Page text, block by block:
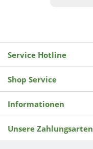
Service Hotline
Shop Service
Informationen
Unsere Zahlungsarten